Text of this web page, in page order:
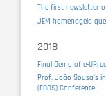
The first newsletter
JEM homenageia
2018
Final Demo of e-
Prof. João Sousa's
(EOOS) Conference